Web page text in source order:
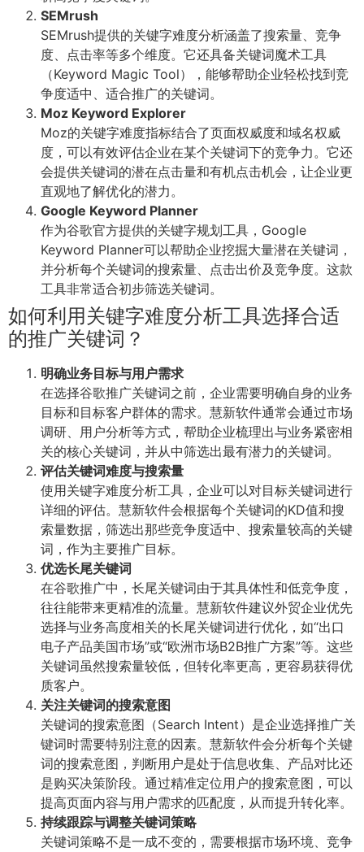
SEMrush
SEMrush提供的关键字难度分析涵盖了搜索量、竞争
度、点击率等多个维度。它还具备关键词魔术工具
（Keyword Magic Tool），能够帮助企业轻松找到竞
争度适中、适合推广的关键词。
Moz Keyword Explorer
Moz的关键字难度指标结合了页面权威度和域名权威
度，可以有效评估企业在某个关键词下的竞争力。它还
会提供关键词的潜在点击量和有机点击机会，让企业更
直观地了解优化的潜力。
Google Keyword Planner
作为谷歌官方提供的关键字规划工具，Google
Keyword Planner可以帮助企业挖掘大量潜在关键词，
并分析每个关键词的搜索量、点击出价及竞争度。这款
工具非常适合初步筛选关键词。
如何利用关键字难度分析工具选择合适
的推广关键词？
明确业务目标与用户需求
在选择谷歌推广关键词之前，企业需要明确自身的业务
目标和目标客户群体的需求。慧新软件通常会通过市场
调研、用户分析等方式，帮助企业梳理出与业务紧密相
关的核心关键词，并从中筛选出最有潜力的关键词。
评估关键词难度与搜索量
使用关键字难度分析工具，企业可以对目标关键词进行
详细的评估。慧新软件会根据每个关键词的KD值和搜
索量数据，筛选出那些竞争度适中、搜索量较高的关键
词，作为主要推广目标。
优选长尾关键词
在谷歌推广中，长尾关键词由于其具体性和低竞争度，
往往能带来更精准的流量。慧新软件建议外贸企业优先
选择与业务高度相关的长尾关键词进行优化，如“出口
电子产品美国市场”或“欧洲市场B2B推广方案”等。这些
关键词虽然搜索量较低，但转化率更高，更容易获得优
质客户。
关注关键词的搜索意图
关键词的搜索意图（Search Intent）是企业选择推广关
键词时需要特别注意的因素。慧新软件会分析每个关键
词的搜索意图，判断用户是处于信息收集、产品对比还
是购买决策阶段。通过精准定位用户的搜索意图，可以
提高页面内容与用户需求的匹配度，从而提升转化率。
持续跟踪与调整关键词策略
关键词策略不是一成不变的，需要根据市场环境、竞争